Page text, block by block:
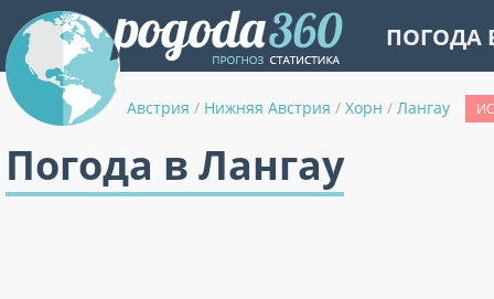
ПОГОДА
Австрия / Нижняя Австрия / Хорн / Лангау
Погода в Лангау